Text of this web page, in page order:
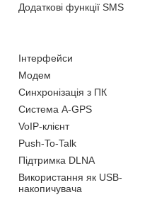
Додаткові функції SMS
Інтерфейси
Модем
Синхронізація з ПК
Система A-GPS
VoIP-клієнт
Push-To-Talk
Підтримка DLNA
Використання як USB-
накопичувача